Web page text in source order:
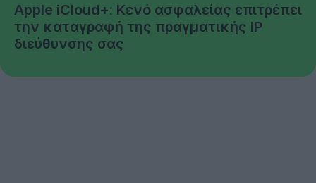
Apple iCloud+: Κενό ασφαλείας επιτρέπει
την καταγραφή της πραγματικής IP
διεύθυνσης σας